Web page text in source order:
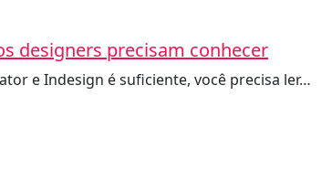
designers precisam conhecer
e Indesign é suficiente, você precisa ler…